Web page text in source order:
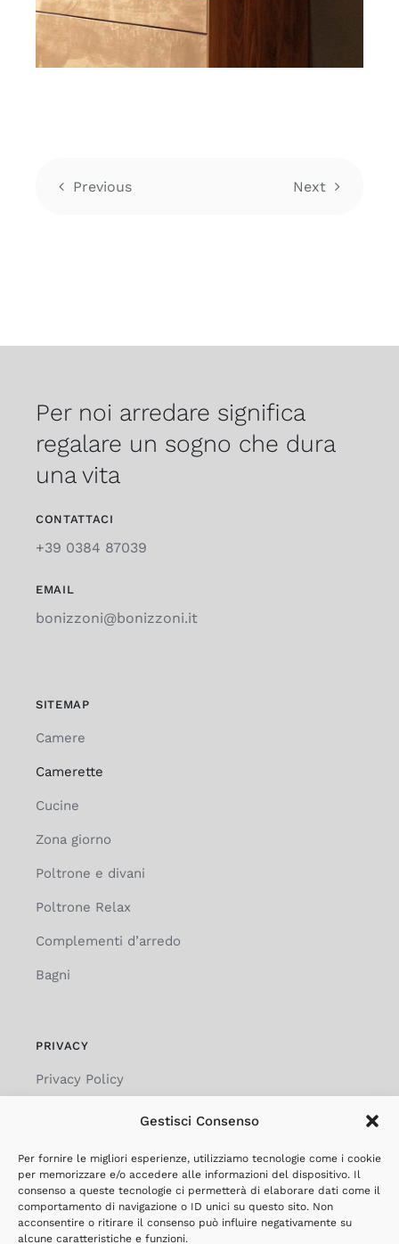
Gestisci Consenso
Per fornire le migliori esperienze, utilizziamo tecnologie come i cookie
per memorizzare e/o accedere alle informazioni del dispositivo. Il
consenso a queste tecnologie ci permetterà di elaborare dati come il
comportamento di navigazione o ID unici su questo sito. Non
acconsentire o ritirare il consenso può influire negativamente su
alcune caratteristiche e funzioni.
Previous Next
Per noi arredare significa
regalare un sogno che dura
una vita
CONTATTACI
+39 0384 87039
EMAIL
bonizzoni@bonizzoni.it
SITEMAP
Camere
Camerette
Cucine
Zona giorno
Poltrone e divani
Poltrone Relax
Complementi d’arredo
Bagni
PRIVACY
Privacy Policy
Privacy Clienti
Privacy Fornitori